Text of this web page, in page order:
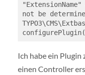
not be
Ich habe ein
einen Controller